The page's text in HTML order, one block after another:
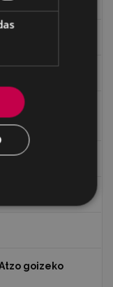
las tiendas de
goizeko